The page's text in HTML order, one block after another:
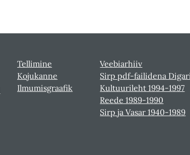
Tellimine
Kojukanne
Ilmumisgraafik
Veebiarhiiv
Sirp pdf-failidena
Kultuurileht 1994-1997
Reede 1989-1990
Sirp ja Vasar 1940-1989